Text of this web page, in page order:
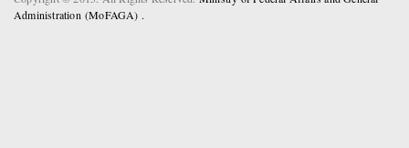
Administration (MoFAGA) .